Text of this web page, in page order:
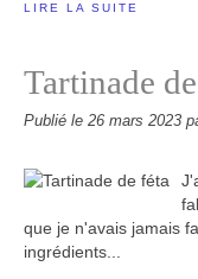
LIRE LA SUITE
Tartinade
Publié le 26 mars 2023
que je n'avais jamais
ingrédients...